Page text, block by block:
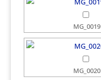
MG_0019
MG_0020